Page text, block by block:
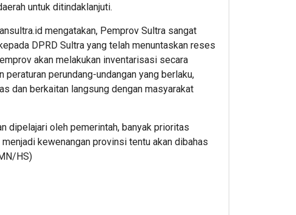
untuk ditindaklanjuti.
mengatakan, Pemprov Sultra sangat
DPRD Sultra yang telah menuntaskan reses
akan melakukan inventarisasi secara
perundang-undangan yang berlaku,
dan berkaitan langsung dengan masyarakat
dipelajari oleh pemerintah, banyak prioritas
kewenangan provinsi tentu akan dibahas
HS)